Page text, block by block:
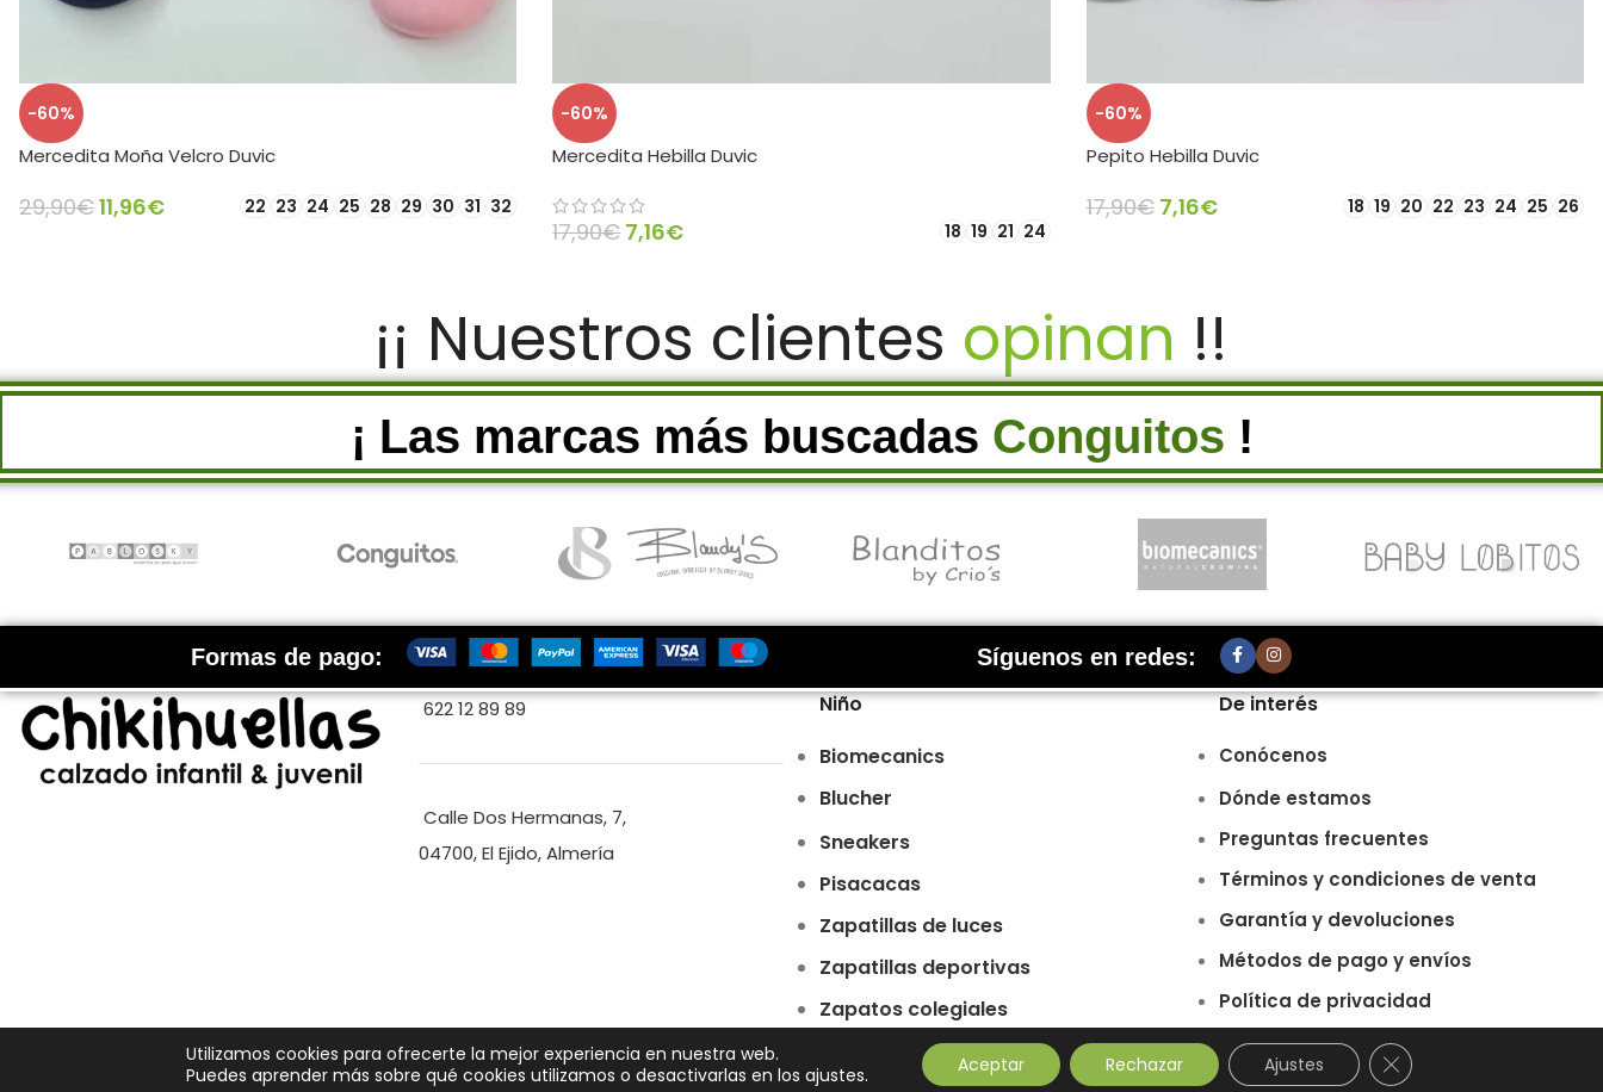
-60%
Mercedita Moña Velcro Duvic
29,90€11,96€ 22 23 24 25 28 29 30 31 32
-60%
Mercedita Hebilla Duvic
17,90€ 7,16€ 18 19 21 24
-60%
Pepito Hebilla Duvic
17,90€ 7,16€ 18 19 20 22 23 24 25 26
¡¡ Nuestros clientes opinan !!
¡ Las marcas más buscadas Conguitos !
Formas de pago: Síguenos en redes:
622 12 89 89
Calle Dos Hermanas, 7,
04700, El Ejido, Almería
Niño
Biomecanics
Blucher
Sneakers
Pisacacas
Zapatillas de luces
Zapatillas deportivas
Zapatos colegiales
Zapatos de ceremonia
De interés
Conócenos
Dónde estamos
Preguntas frecuentes
Términos y condiciones de venta
Garantía y devoluciones
Métodos de pago y envíos
Política de privacidad
Política de cookies
Utilizamos cookies para ofrecerte la mejor experiencia en nuestra web.
Puedes aprender más sobre qué cookies utilizamos o desactivarlas en los ajustes.
Aceptar Rechazar Ajustes Cerrar el banner de